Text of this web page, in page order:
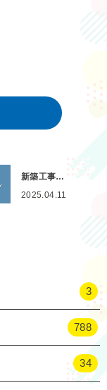
新築工事…
2025.04.11
3
788
34